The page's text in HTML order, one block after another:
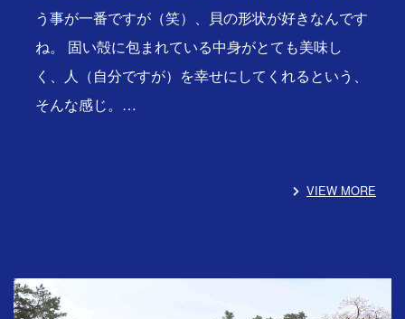
う事が一番ですが（笑）、貝の形状が好きなんです
ね。 固い殻に包まれている中身がとても美味し
く、人（自分ですが）を幸せにしてくれるという、
そんな感じ。…
VIEW MORE